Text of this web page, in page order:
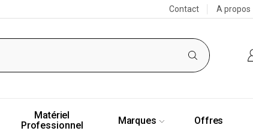
Contact A propos
Matériel
Professionnel
Marques Offres